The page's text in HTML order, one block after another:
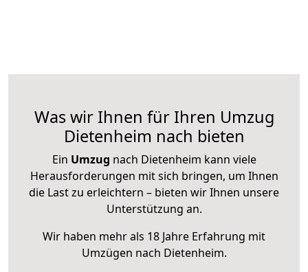
Was wir Ihnen für Ihren Umzug
Dietenheim nach bieten
Ein Umzug nach Dietenheim kann viele
Herausforderungen mit sich bringen, um Ihnen
die Last zu erleichtern – bieten wir Ihnen unsere
Unterstützung an.
Wir haben mehr als 18 Jahre Erfahrung mit
Umzügen nach Dietenheim.